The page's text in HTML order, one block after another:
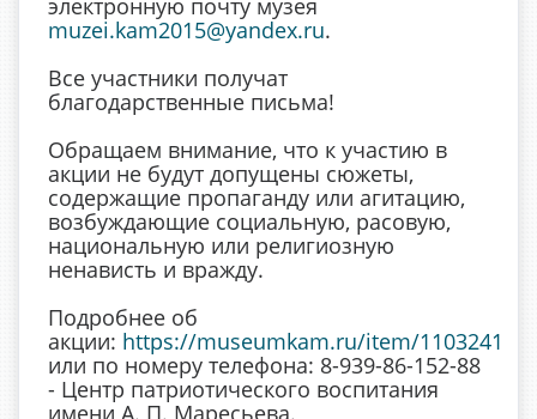
электронную почту музея
muzei.kam2015@yandex.ru.
Все участники получат
благодарственные письма!
Обращаем внимание, что к участию в
акции не будут допущены сюжеты,
содержащие пропаганду или агитацию,
возбуждающие социальную, расовую,
национальную или религиозную
ненависть и вражду.
Подробнее об
акции: https://museumkam.ru/item/1103241
или по номеру телефона: 8-939-86-152-88
- Центр патриотического воспитания
имени А. П. Маресьева.